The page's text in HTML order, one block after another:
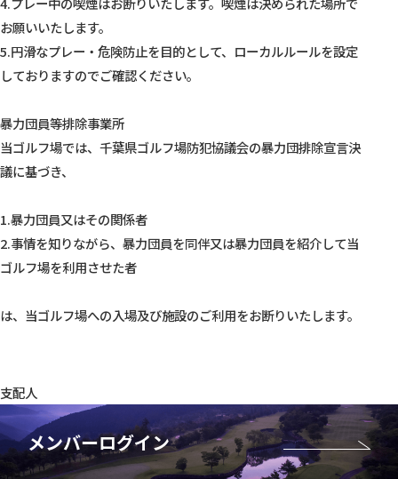
お願いいたします。
5.円滑なプレー・危険防止を目的として、ローカルルールを設定
しておりますのでご確認ください。
暴力団員等排除事業所
当ゴルフ場では、千葉県ゴルフ場防犯協議会の暴力団排除宣言決
議に基づき、
1.暴力団員又はその関係者
2.事情を知りながら、暴力団員を同伴又は暴力団員を紹介して当
ゴルフ場を利用させた者
は、当ゴルフ場への入場及び施設のご利用をお断りいたします。
支配人